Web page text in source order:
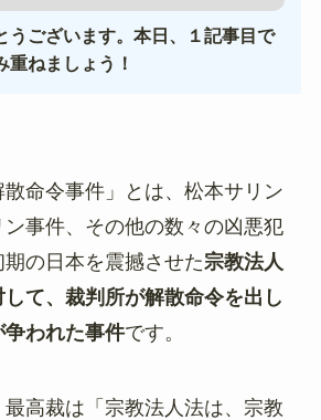
うございます。本日、１記事目で
重ねましょう！
散命令事件」とは、松本サリン
事件、その他の数々の凶悪犯
の日本を震撼させた宗教法人
て、裁判所が解散命令を出し
われた事件です。
高裁は「宗教法人法は、宗教